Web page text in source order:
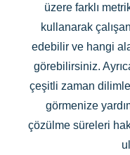
üzere farklı
kullanarak
edebilir ve hangi
görebilirsiniz.
çeşitli zaman
görmenize
çözülme süreleri